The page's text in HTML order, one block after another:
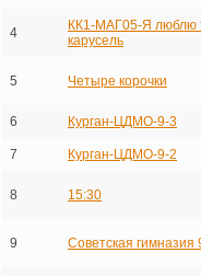
4
КК1-МАГ05-Я люблю
карусель
5 Четыре корочки
6 Курган-ЦДМО-9-3
7 Курган-ЦДМО-9-2
8 15:30
9 Советская гимназия